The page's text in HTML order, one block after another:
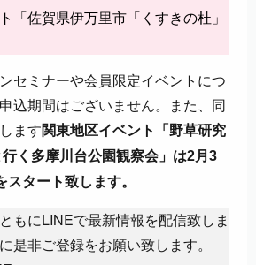
「佐賀県伊万里市「くすきの杜」
セミナーや会員限定イベントにつ
込期間はございません。また、同
ます関東地区イベント「野草研究
く多摩川台公園観察会」は2月3
スタート致します。
もにLINEで最新情報を配信致しま
是非ご登録をお願い致します。